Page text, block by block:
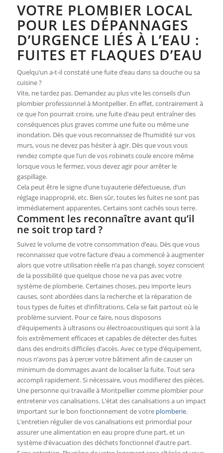
VOTRE PLOMBIER LOCAL
POUR LES DÉPANNAGES
D’URGENCE LIÉS À L’EAU :
FUITES ET FLAQUES D’EAU
Quelqu’un a-t-il constaté une fuite d’eau dans sa douche ou sa
cuisine ?
Vite, ne tardez pas. Demandez au plus vite les conseils d’un
plombier professionnel à Montpellier. En effet, contrairement à
ce que l’on pourrait croire, une fuite d’eau peut entraîner des
conséquences plus graves comme une fuite ou même une
inondation. Dès que vous reconnaissez de l’humidité sur vos
murs, vous ne devez pas hésiter à agir. Dès que vous vous
rendez compte que l’un de vos robinets coule encore même
lorsque vous le fermez, vous devez agir pour arrêter le
gaspillage.
Cela peut être le signe d’une tuyauterie défectueuse, d’un
réglage inapproprié, etc. Bien sûr, toutes les fuites ne sont pas
immédiatement apparentes. Certains sont cachés sous terre.
Comment les reconnaître avant qu’il
ne soit trop tard ?
Suivez le volume de votre consommation d’eau. Dès que vous
reconnaissez que votre facture d’eau a commencé à augmenter
alors que votre utilisation réelle n’a pas changé, soyez conscient
de la possibilité que quelque chose ne va pas avec votre
système de plomberie. Certaines choses, peu importe leurs
causes, sont abordées dans la recherche et la réparation de
tous types de fuites et d’infiltrations. Cela se fait partout où le
problème survient. Pour ce faire, nous disposons
d’équipements à ultrasons ou électroacoustiques qui sont à la
fois extrêmement efficaces et capables de détecter des fuites
dans des endroits difficiles d’accès. Avec ce type d’équipement,
nous n’avons pas à percer votre bâtiment afin de causer un
minimum de dommages avant de localiser la fuite. Tout sera
accompli rapidement. Si nécessaire, vous modifierez des pièces.
Une personne qui travaille à Montpellier comme plombier pour
entretenir vos canalisations. L’état des canalisations a un impact
important sur le bon fonctionnement de votre plomberie.
L’entretien régulier de vos canalisations est primordial pour
assurer une alimentation en eau propre d’une part, et un
système d’évacuation des déchets fonctionnel d’autre part.